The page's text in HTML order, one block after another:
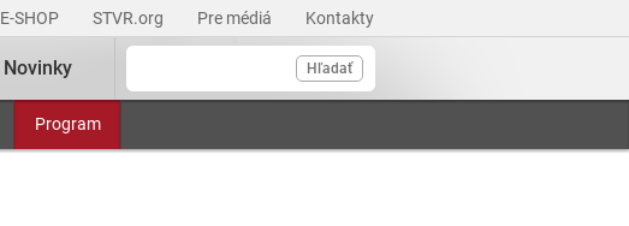
E-SHOP STVR.org Pre médiá Kontakty
Hľadať
Program
Novinky